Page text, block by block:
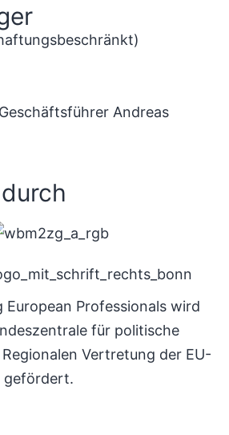
Andreas
European Professionals wird
für politische
Vertretung der EU-
gefördert.